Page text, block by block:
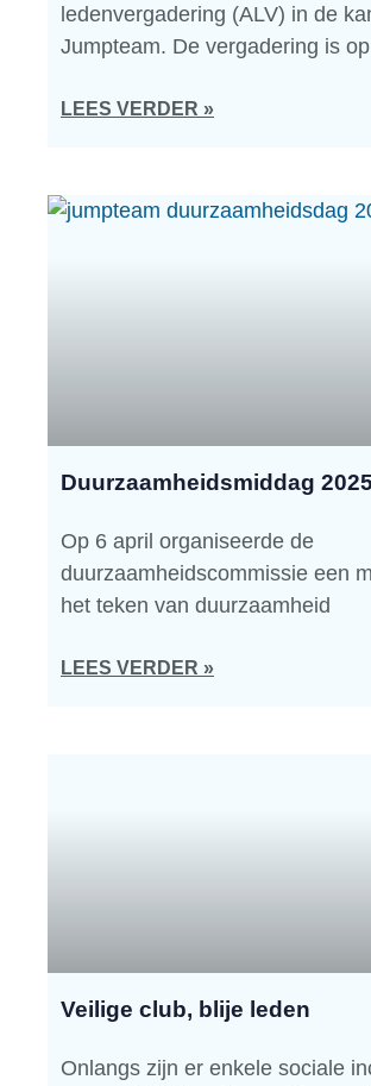
ledenvergadering (ALV) in de
Jumpteam. De vergadering is op
LEES VERDER »
Duurzaamheidsmiddag 2025
Op 6 april organiseerde de
duurzaamheidscommissie een
het teken van duurzaamheid
LEES VERDER »
Veilige club, blije leden
Onlangs zijn er enkele sociale